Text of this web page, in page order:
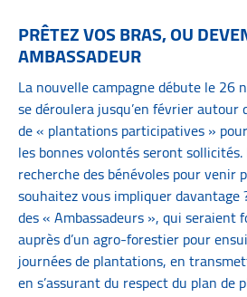
PRÊTEZ VOS BRAS, OU
AMBASSADEUR
La nouvelle campagne débute le 26
se déroulera jusqu’en février autour
de « plantations participatives »
les bonnes volontés seront
recherche des bénévoles pour venir
souhaitez vous impliquer davantage
des « Ambassadeurs », qui seraient
auprès d’un agro-forestier pour
journées de plantations, en
en s’assurant du respect du plan de